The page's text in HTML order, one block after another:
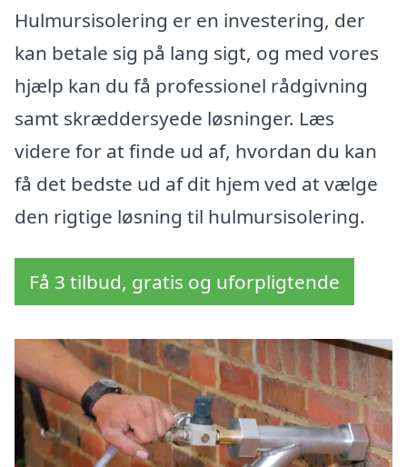
Hulmursisolering er en investering, der
kan betale sig på lang sigt, og med vores
hjælp kan du få professionel rådgivning
samt skræddersyede løsninger. Læs
videre for at finde ud af, hvordan du kan
få det bedste ud af dit hjem ved at vælge
den rigtige løsning til hulmursisolering.
Få 3 tilbud, gratis og uforpligtende